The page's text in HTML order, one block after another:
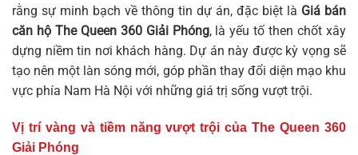
rằng sự minh bạch về thông tin dự án, đặc biệt là Giá bán
căn hộ The Queen 360 Giải Phóng, là yếu tố then chốt xây
dựng niềm tin nơi khách hàng. Dự án này được kỳ vọng sẽ
tạo nên một làn sóng mới, góp phần thay đổi diện mạo khu
vực phía Nam Hà Nội với những giá trị sống vượt trội.
Vị trí vàng và tiềm năng vượt trội của The Queen 360
Giải Phóng